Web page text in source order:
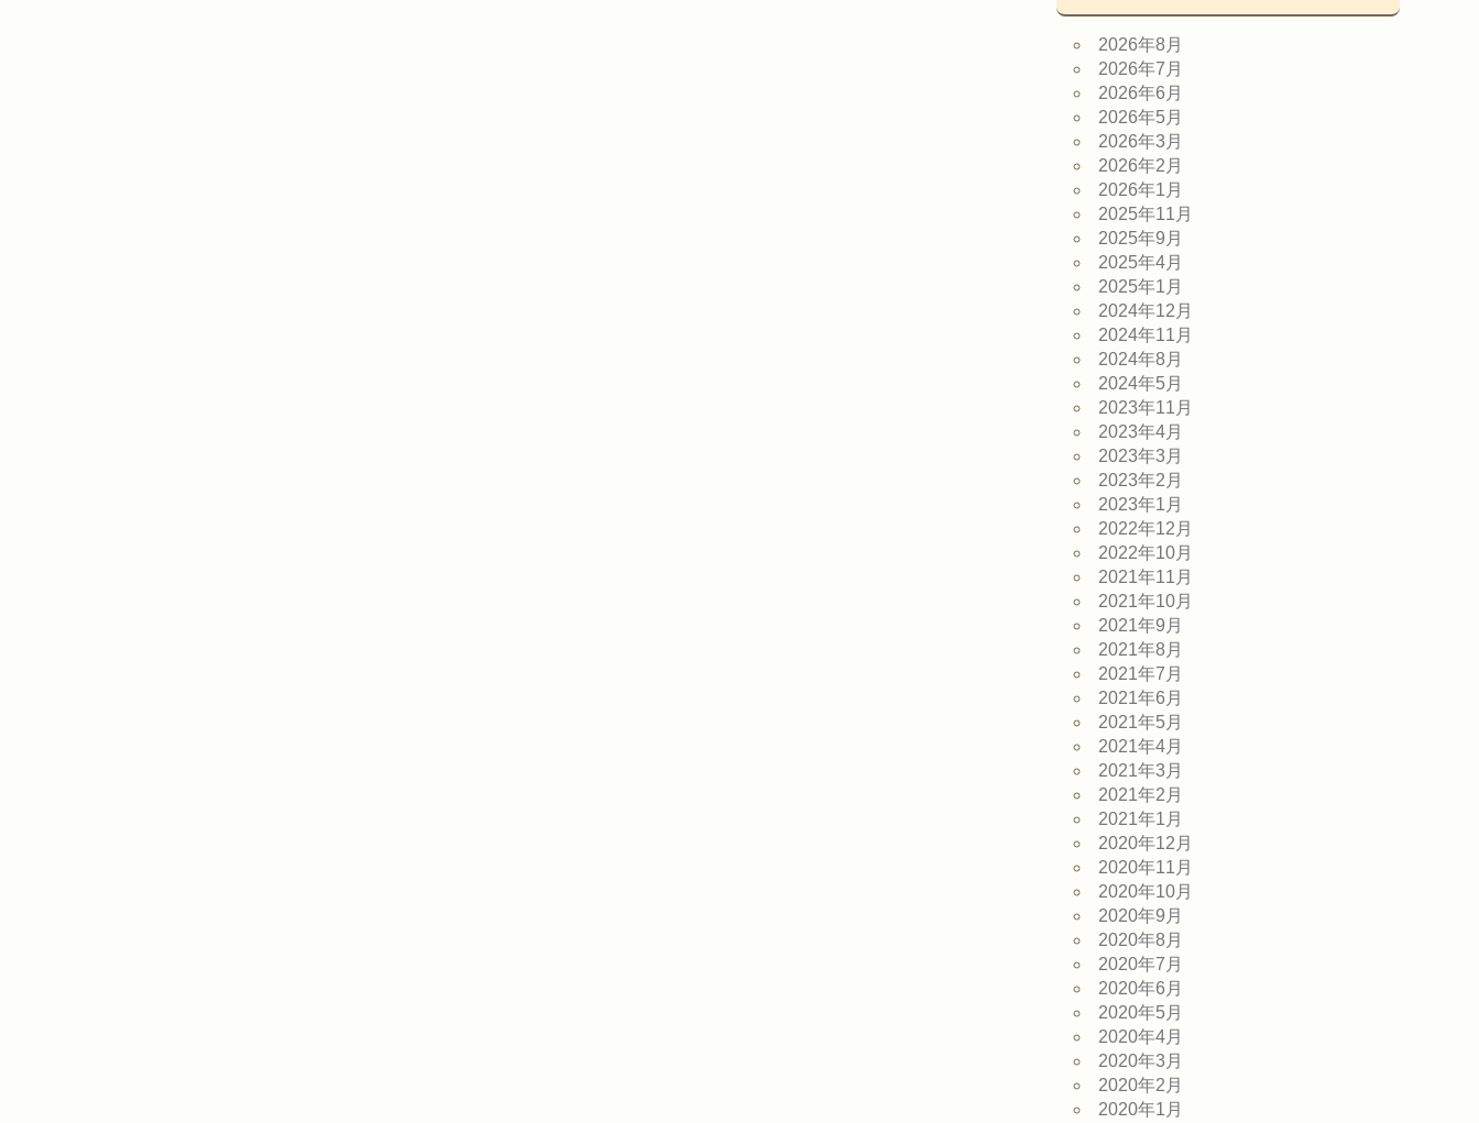
2026年8月
2026年7月
2026年6月
2026年5月
2026年3月
2026年2月
2026年1月
2025年11月
2025年9月
2025年4月
2025年1月
2024年12月
2024年11月
2024年8月
2024年5月
2023年11月
2023年4月
2023年3月
2023年2月
2023年1月
2022年12月
2022年10月
2021年11月
2021年10月
2021年9月
2021年8月
2021年7月
2021年6月
2021年5月
2021年4月
2021年3月
2021年2月
2021年1月
2020年12月
2020年11月
2020年10月
2020年9月
2020年8月
2020年7月
2020年6月
2020年5月
2020年4月
2020年3月
2020年2月
2020年1月